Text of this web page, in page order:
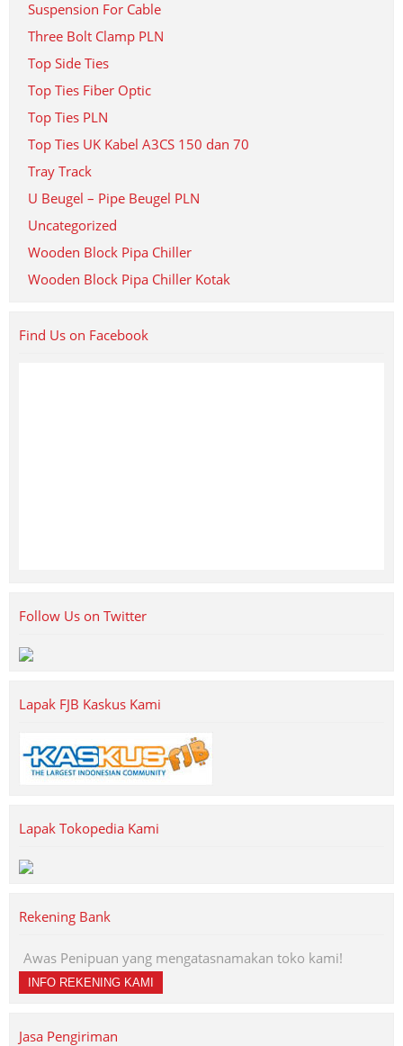
Suspension For Cable
Three Bolt Clamp PLN
Top Side Ties
Top Ties Fiber Optic
Top Ties PLN
Top Ties UK Kabel A3CS 150 dan 70
Tray Track
U Beugel – Pipe Beugel PLN
Uncategorized
Wooden Block Pipa Chiller
Wooden Block Pipa Chiller Kotak
Find Us on Facebook
Follow Us on Twitter
Lapak FJB Kaskus Kami
Lapak Tokopedia Kami
Rekening Bank
Awas Penipuan yang mengatasnamakan toko kami!
INFO REKENING KAMI
Jasa Pengiriman